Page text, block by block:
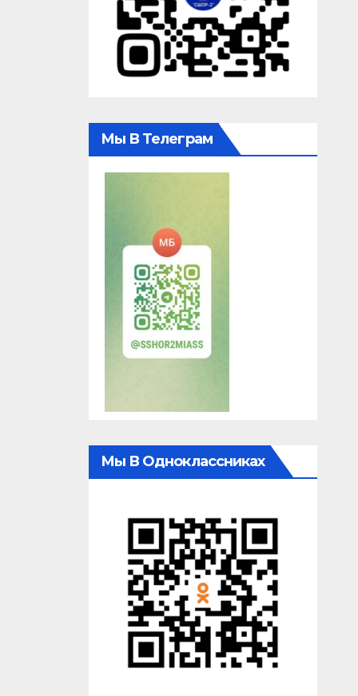
Мы В Телеграм
Мы В Одноклассниках